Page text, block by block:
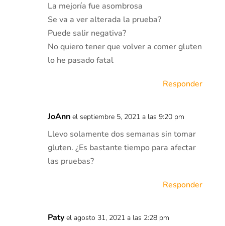
La mejoría fue asombrosa
Se va a ver alterada la prueba?
Puede salir negativa?
No quiero tener que volver a comer gluten
lo he pasado fatal
Responder
JoAnn el septiembre 5, 2021 a las 9:20 pm
Llevo solamente dos semanas sin tomar
gluten. ¿Es bastante tiempo para afectar
las pruebas?
Responder
Paty el agosto 31, 2021 a las 2:28 pm